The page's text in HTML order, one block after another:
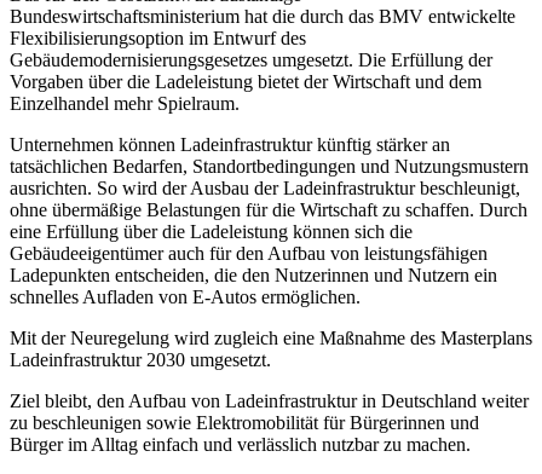
Bundeswirtschaftsministerium hat die durch das BMV entwickelte
Flexibilisierungsoption im Entwurf des
Gebäudemodernisierungsgesetzes umgesetzt. Die Erfüllung der
Vorgaben über die Ladeleistung bietet der Wirtschaft und dem
Einzelhandel mehr Spielraum.
Unternehmen können Ladeinfrastruktur künftig stärker an
tatsächlichen Bedarfen, Standortbedingungen und Nutzungsmustern
ausrichten. So wird der Ausbau der Ladeinfrastruktur beschleunigt,
ohne übermäßige Belastungen für die Wirtschaft zu schaffen. Durch
eine Erfüllung über die Ladeleistung können sich die
Gebäudeeigentümer auch für den Aufbau von leistungsfähigen
Ladepunkten entscheiden, die den Nutzerinnen und Nutzern ein
schnelles Aufladen von E-Autos ermöglichen.
Mit der Neuregelung wird zugleich eine Maßnahme des Masterplans
Ladeinfrastruktur 2030 umgesetzt.
Ziel bleibt, den Aufbau von Ladeinfrastruktur in Deutschland weiter
zu beschleunigen sowie Elektromobilität für Bürgerinnen und
Bürger im Alltag einfach und verlässlich nutzbar zu machen.